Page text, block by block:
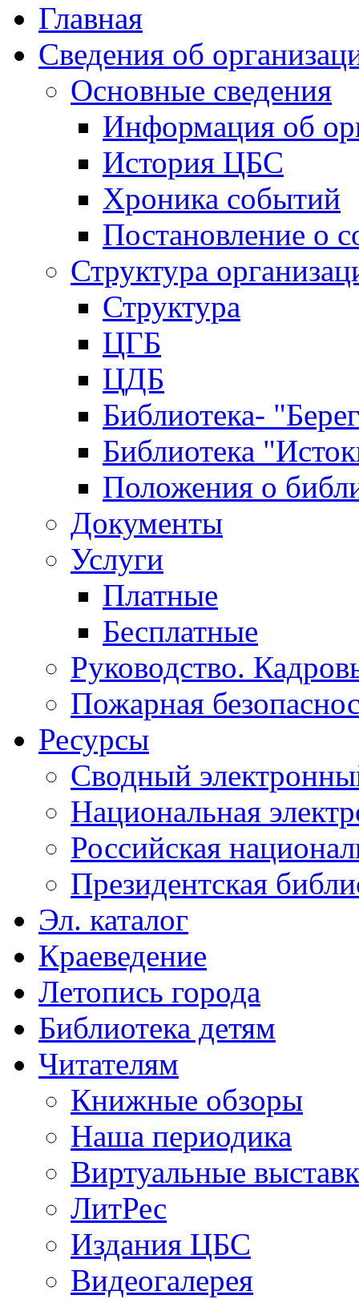
Главная
Сведения об
Основные сведения
Информация об
История ЦБС
Хроника событий
Постановление о
Структура
Структура
ЦГБ
ЦДБ
Библиотека-
Библиотека
Положения о
Документы
Услуги
Платные
Бесплатные
Руководство.
Пожарная
Ресурсы
Сводный
Национальная
Российская
Президентская
Эл. каталог
Краеведение
Летопись города
Библиотека детям
Читателям
Книжные обзоры
Наша периодика
Виртуальные
ЛитРес
Издания ЦБС
Видеогалерея